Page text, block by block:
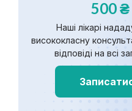
500 ₴
Наші лікарі
висококласну
відповіді на всі